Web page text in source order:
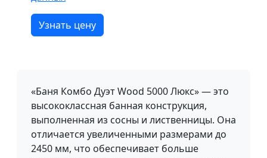
Узнать цену
«Баня Комбо Дуэт Wood 5000 Люкс» — это
высококлассная банная конструкция,
выполненная из сосны и лиственницы. Она
отличается увеличенными размерами до
2450 мм, что обеспечивает больше